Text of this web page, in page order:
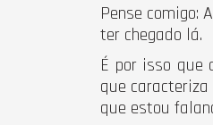
Pense comigo:
ter chegado lá.
É por isso que
que
que estou